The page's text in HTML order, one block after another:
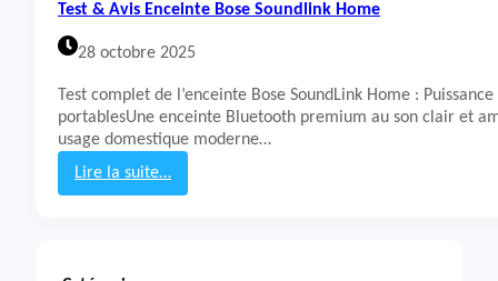
Test & Avis Enceinte Bose Soundlink Home
28 octobre 2025
Test complet de l’enceinte Bose SoundLink Home :
portablesUne enceinte Bluetooth premium au son clair et
usage domestique moderne…
Lire la suite…
: